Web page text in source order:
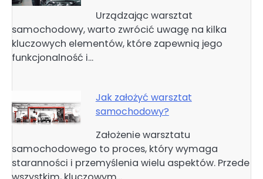
Urządzając warsztat
samochodowy, warto zwrócić uwagę na kilka
kluczowych elementów, które zapewnią jego
funkcjonalność i…
Jak założyć warsztat
samochodowy?
Założenie warsztatu
samochodowego to proces, który wymaga
staranności i przemyślenia wielu aspektów. Przede